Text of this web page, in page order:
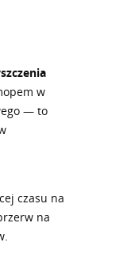
w
— to
czasu na
na